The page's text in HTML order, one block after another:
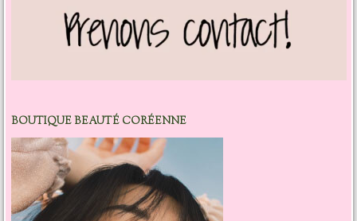
BOUTIQUE BEAUTÉ CORÉENNE